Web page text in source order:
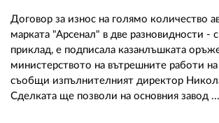
Договор за износ на голямо количество
марката "Арсенал" в две разновидности -
приклад, е подписала казанлъшката
министерството на вътрешните работи
съобщи изпълнителният директор
Сделката ще позволи на основния завод ...